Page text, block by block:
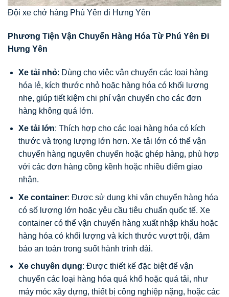
Đội xe chở hàng Phú Yên đi Hưng Yên
Phương Tiện Vận Chuyển Hàng Hóa Từ Phú Yên Đi
Hưng Yên
Xe tải nhỏ: Dùng cho việc vận chuyển các loại hàng
hóa lẻ, kích thước nhỏ hoặc hàng hóa có khối lượng
nhẹ, giúp tiết kiệm chi phí vận chuyển cho các đơn
hàng không quá lớn.
Xe tải lớn: Thích hợp cho các loại hàng hóa có kích
thước và trọng lượng lớn hơn. Xe tải lớn có thể vận
chuyển hàng nguyên chuyến hoặc ghép hàng, phù hợp
với các đơn hàng cồng kềnh hoặc nhiều điểm giao
nhận.
Xe container: Được sử dụng khi vận chuyển hàng hóa
có số lượng lớn hoặc yêu cầu tiêu chuẩn quốc tế. Xe
container có thể vận chuyển hàng xuất nhập khẩu hoặc
hàng hóa có khối lượng và kích thước vượt trội, đảm
bảo an toàn trong suốt hành trình dài.
Xe chuyên dụng: Được thiết kế đặc biệt để vận
chuyển các loại hàng hóa quá khổ hoặc quá tải, như
máy móc xây dựng, thiết bị công nghiệp nặng, hoặc các